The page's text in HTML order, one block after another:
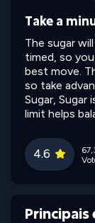
Take a
The sugar
timed, so
best move.
so take
Sugar, Sugar
limit helps
4.6